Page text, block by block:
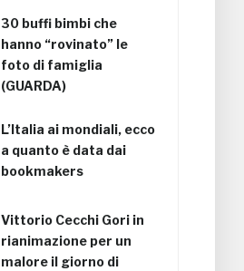
30 buffi bimbi che
hanno “rovinato” le
foto di famiglia
(GUARDA)
L’Italia ai mondiali, ecco
a quanto è data dai
bookmakers
Vittorio Cecchi Gori in
rianimazione per un
malore il giorno di